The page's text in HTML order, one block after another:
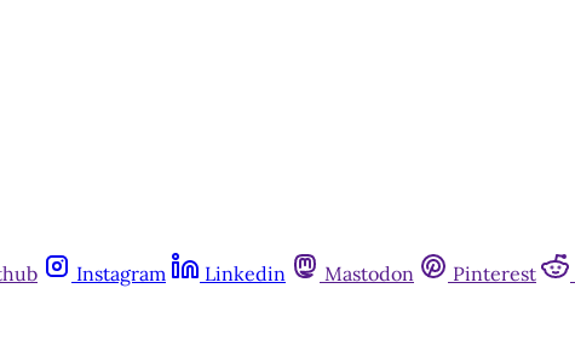
Instagram Linkedin Mastodon Pinterest